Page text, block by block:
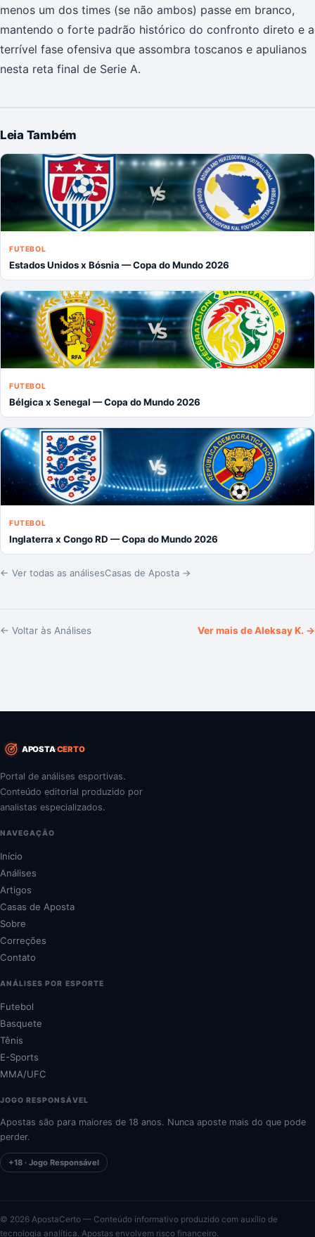
menos um dos times (se não ambos) passe em branco,
mantendo o forte padrão histórico do confronto direto e a
terrível fase ofensiva que assombra toscanos e apulianos
nesta reta final de Serie A.
Leia Também
FUTEBOL
Estados Unidos x Bósnia — Copa do Mundo 2026
FUTEBOL
Bélgica x Senegal — Copa do Mundo 2026
FUTEBOL
Inglaterra x Congo RD — Copa do Mundo 2026
← Ver todas as análisesCasas de Aposta →
← Voltar às Análises Ver mais deAleksay K. →
APOSTACERTO
Portal de análises esportivas.
Conteúdo editorial produzido por
analistas especializados.
NAVEGAÇÃO
Início
Análises
Artigos
Casas de Aposta
Sobre
Correções
Contato
ANÁLISES POR ESPORTE
Futebol
Basquete
Tênis
E-Sports
MMA/UFC
JOGO RESPONSÁVEL
Apostas são para maiores de 18 anos. Nunca aposte mais do que pode
perder.
+18 · Jogo Responsável
© 2026 ApostaCerto — Conteúdo informativo produzido com auxílio de
tecnologia analítica. Apostas envolvem risco financeiro.